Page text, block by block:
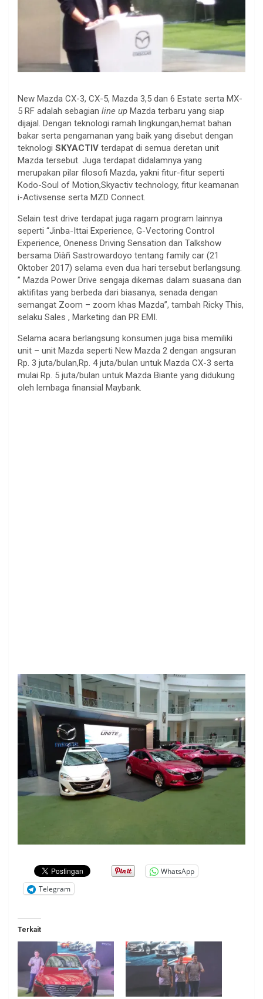
New Mazda CX-3, CX-5, Mazda 3,5 dan 6 Estate serta MX-
5 RF adalah sebagian line up Mazda terbaru yang siap
dijajal. Dengan teknologi ramah lingkungan,hemat bahan
bakar serta pengamanan yang baik yang disebut dengan
teknologi SKYACTIV terdapat di semua deretan unit
Mazda tersebut. Juga terdapat didalamnya yang
merupakan pilar filosofi Mazda, yakni fitur-fitur seperti
Kodo-Soul of Motion,Skyactiv technology, fitur keamanan
i-Activsense serta MZD Connect.
Selain test drive terdapat juga ragam program lainnya
seperti “Jinba-Ittai Experience, G-Vectoring Control
Experience, Oneness Driving Sensation dan Talkshow
bersama Dìàñ Sastrowardoyo tentang family car (21
Oktober 2017) selama even dua hari tersebut berlangsung.
” Mazda Power Drive sengaja dikemas dalam suasana dan
aktifitas yang berbeda dari biasanya, senada dengan
semangat Zoom – zoom khas Mazda”, tambah Ricky This,
selaku Sales , Marketing dan PR EMI.
Selama acara berlangsung konsumen juga bisa memiliki
unit – unit Mazda seperti New Mazda 2 dengan angsuran
Rp. 3 juta/bulan,Rp. 4 juta/bulan untuk Mazda CX-3 serta
mulai Rp. 5 juta/bulan untuk Mazda Biante yang didukung
oleh lembaga finansial Maybank.
WhatsApp
Telegram
Terkait